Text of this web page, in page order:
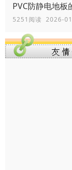
PVC防静电地板
5251阅读 2026-